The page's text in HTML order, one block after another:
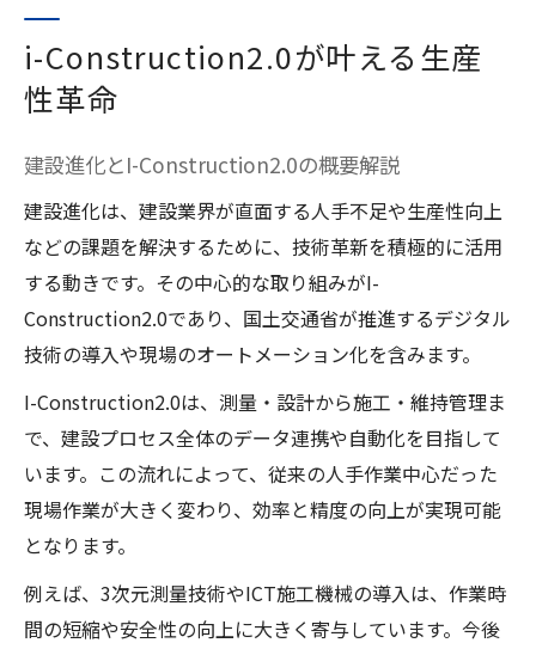
i-Construction2.0が叶える生産
性革命
建設進化とI-Construction2.0の概要解説
建設進化は、建設業界が直面する人手不足や生産性向上
などの課題を解決するために、技術革新を積極的に活用
する動きです。その中心的な取り組みがI-
Construction2.0であり、国土交通省が推進するデジタル
技術の導入や現場のオートメーション化を含みます。
I-Construction2.0は、測量・設計から施工・維持管理ま
で、建設プロセス全体のデータ連携や自動化を目指して
います。この流れによって、従来の人手作業中心だった
現場作業が大きく変わり、効率と精度の向上が実現可能
となります。
例えば、3次元測量技術やICT施工機械の導入は、作業時
間の短縮や安全性の向上に大きく寄与しています。今後